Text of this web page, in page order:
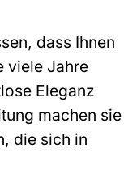
dass Ihnen
viele Jahre
Eleganz
machen sie
die sich in